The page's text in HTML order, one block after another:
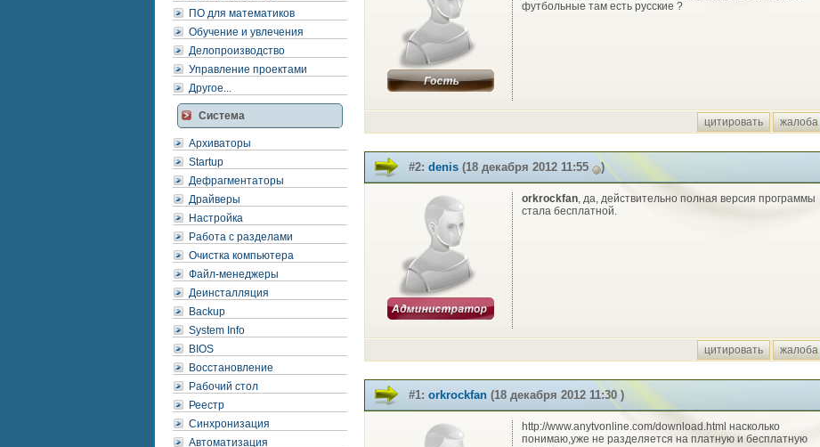
ПО для математиков
Обучение и увлечения
Делопроизводство
Управление проектами
Другое...
Система
Архиваторы
Startup
Дефрагментаторы
Драйверы
Настройка
Работа с разделами
Очистка компьютера
Файл-менеджеры
Деинсталляция
Backup
System Info
BIOS
Восстановление
Рабочий стол
Реестр
Синхронизация
Автоматизация
футбольные там есть русские ?
цитировать жалоба
#2: denis (18 декабря 2012 11:55 )
orkrockfan, да, действительно полная версия программы
стала бесплатной.
цитировать жалоба
#1: orkrockfan (18 декабря 2012 11:30 )
http://www.anytvonline.com/download.html насколько
понимаю,уже не разделяется на платную и бесплатную